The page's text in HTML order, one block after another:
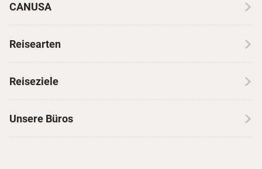
CANUSA
Erfahrungen mit CANUSA
Insidertipps
Reisearten
Skireisen
Reiseziele
Unsere Büros